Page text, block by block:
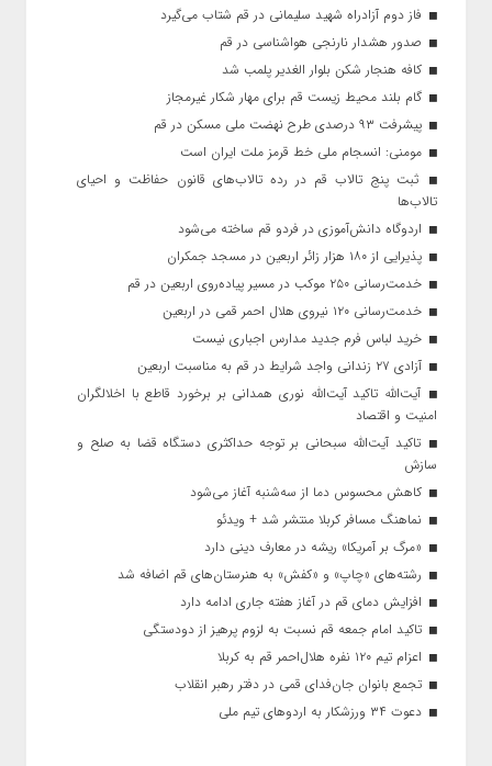
فاز دوم آزادراه شهید سلیمانی در قم شتاب می‌گیرد
صدور هشدار نارنجی هواشناسی در قم
کافه هنجار شکن بلوار الغدیر پلمب شد
گام بلند محیط زیست قم برای مهار شکار غیرمجاز
پیشرفت ۹۳ درصدی طرح نهضت ملی مسکن در قم
مومنی: انسجام ملی خط قرمز ملت ایران است
ثبت پنج تالاب قم در رده تالاب‌های قانون حفاظت و احیای
تالاب‌ها
اردوگاه دانش‌آموزی در فردو قم ساخته می‌شود
پذیرایی از ۱۸۰ هزار زائر اربعین در مسجد جمکران
خدمت‌رسانی ۲۵۰ موکب در مسیر پیاده‌روی اربعین در قم
خدمت‌رسانی ۱۲۰ نیروی هلال احمر قمی در اربعین
خرید لباس فرم جدید مدارس اجباری نیست
آزادی ۲۷ زندانی واجد شرایط در قم به مناسبت اربعین
آیت‌الله تاکید آیت‌الله نوری همدانی بر برخورد قاطع با اخلالگران
امنیت و اقتصاد
تاکید آیت‌الله‌ سبحانی بر توجه حداکثری دستگاه قضا به صلح و
سازش
کاهش محسوس دما از سه‌شنبه آغاز می‌شود
نماهنگ مسافر کربلا منتشر شد + ویدئو
«مرگ بر آمریکا» ریشه در معارف دینی دارد
رشته‌های «چاپ» و «کفش» به هنرستان‌های قم اضافه شد
افزایش دمای قم در آغاز هفته جاری ادامه دارد
تاکید امام جمعه قم نسبت به لزوم پرهیز از دودستگی
اعزام تیم ۱۲۰ نفره هلال‌احمر قم به کربلا
تجمع بانوان جان‌فدای قمی در دفتر رهبر انقلاب
دعوت ۳۴ ورزشکار به اردوهای تیم ملی